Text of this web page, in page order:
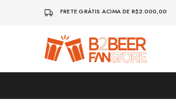
FRETE GRÁTIS ACIMA DE R$2.000,00
B2beerfanstore